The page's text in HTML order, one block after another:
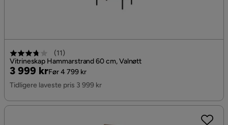
(11)
Vitrineskap Hammarstrand 60 cm, Valnøtt
Pris
3 999 kr
Original
Pris
Før 4 799 kr
Tidligere laveste pris 3 999 kr